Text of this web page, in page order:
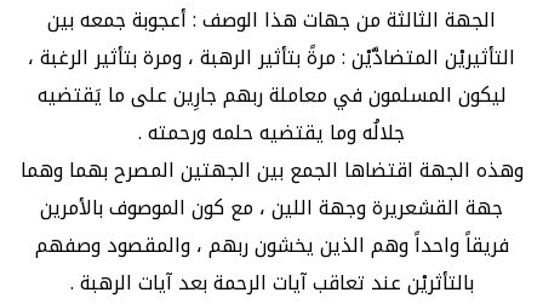
الجهة الثالثة من جهات هذا الوصف : أعجوبة جمعه بين
التأثيريْن المتضادَّيْن : مرةً بتأثير الرهبة ، ومرة بتأثير الرغبة ،
ليكون المسلمون في معاملة ربهم جارِين على ما يَقتضيه
جلالُه وما يقتضيه حلمه ورحمته .
وهذه الجهة اقتضاها الجمع بين الجهتين المصرح بهما وهما
جهة القشعريرة وجهة اللين ، مع كون الموصوف بالأمرين
فريقاً واحداً وهم الذين يخشون ربهم ، والمقصود وصفهم
بالتأثريْن عند تعاقب آيات الرحمة بعد آيات الرهبة .